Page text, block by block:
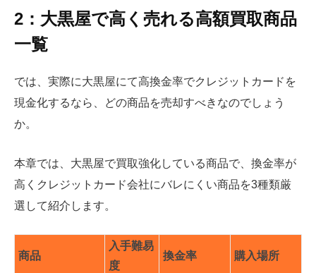
2：大黒屋で高く売れる高額買取商品
一覧
では、実際に大黒屋にて高換金率でクレジットカードを
現金化するなら、どの商品を売却すべきなのでしょう
か。
本章では、大黒屋で買取強化している商品で、換金率が
高くクレジットカード会社にバレにくい商品を3種類厳
選して紹介します。
商品
入手難易
度
換金率 購入場所